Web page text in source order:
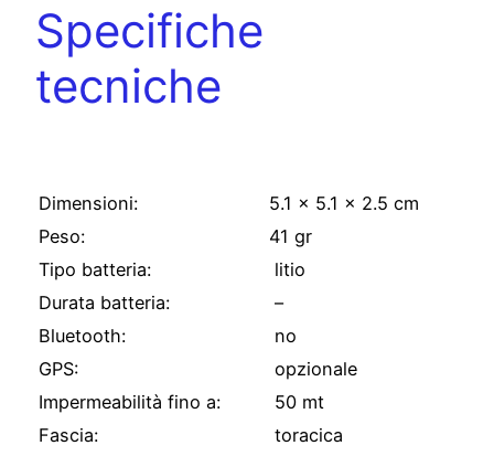
Specifiche
tecniche
Dimensioni:
5.1 x 5.1 x 2.5 cm
Peso:
41 gr
Tipo batteria:
litio
Durata batteria:
–
Bluetooth:
no
GPS:
opzionale
Impermeabilità fino a:
50 mt
Fascia:
toracica